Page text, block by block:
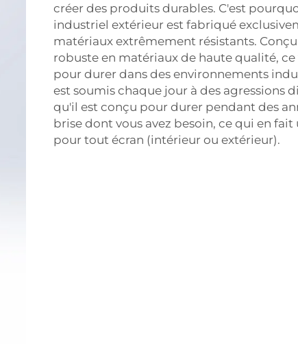
créer des produits durables. C'est
industriel extérieur est fabriqué
matériaux extrêmement résistants.
robuste en matériaux de haute qualité,
pour durer dans des environnements
est soumis chaque jour à des agressions
qu'il est conçu pour durer pendant des
brise dont vous avez besoin, ce qui en
pour tout écran (intérieur ou extérieur).